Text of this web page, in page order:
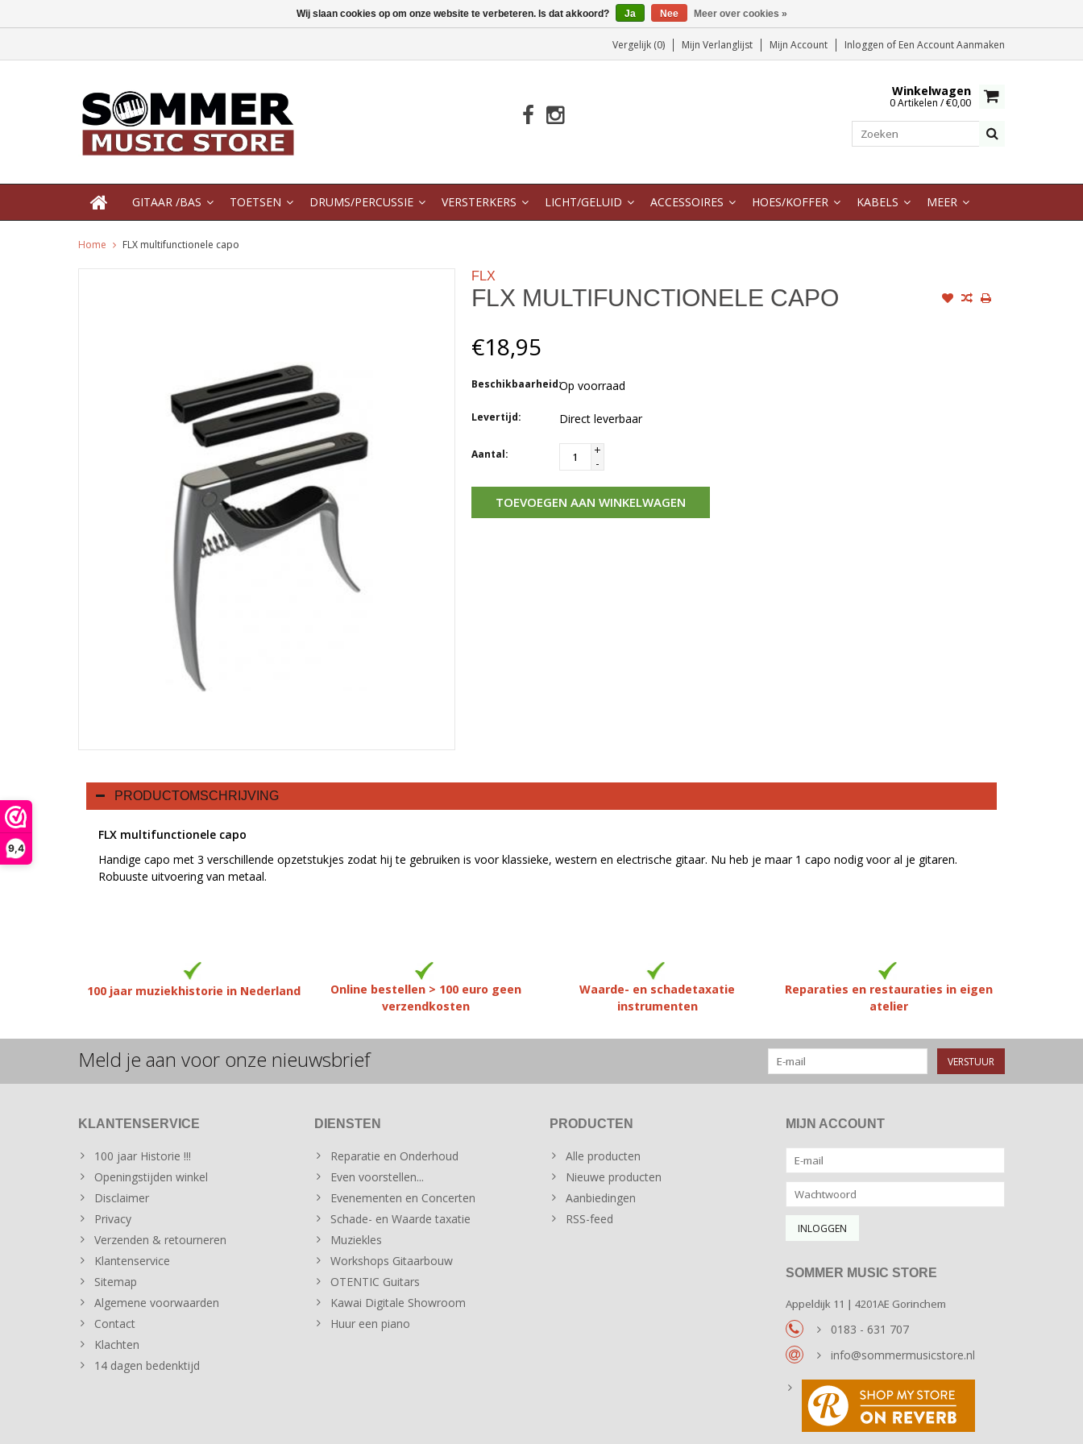
9,4
Vergelijk (0) Mijn Verlanglijst Mijn Account Inloggen of Een Account Aanmaken
Winkelwagen
0 Artikelen / €0,00
GITAAR /BAS TOETSEN DRUMS/PERCUSSIE VERSTERKERS LICHT/GELUID ACCESSOIRES HOES/KOFFER KABELS MEER
Home FLX multifunctionele capo
FLX
FLX MULTIFUNCTIONELE CAPO
€18,95
Beschikbaarheid:Op voorraad
Levertijd: Direct leverbaar
Aantal:
+
-
TOEVOEGEN AAN WINKELWAGEN
PRODUCTOMSCHRIJVING
FLX multifunctionele capo
Handige capo met 3 verschillende opzetstukjes zodat hij te gebruiken is voor klassieke, western en electrische gitaar. Nu heb je maar 1 capo nodig voor al je gitaren.
Robuuste uitvoering van metaal.
100 jaar muziekhistorie in Nederland
Online bestellen > 100 euro geen
verzendkosten
Waarde- en schadetaxatie
instrumenten
Reparaties en restauraties in eigen
atelier
Meld je aan voor onze nieuwsbrief VERSTUUR
KLANTENSERVICE
100 jaar Historie !!!
Openingstijden winkel
Disclaimer
Privacy
Verzenden & retourneren
Klantenservice
Sitemap
Algemene voorwaarden
Contact
Klachten
14 dagen bedenktijd
DIENSTEN
Reparatie en Onderhoud
Even voorstellen...
Evenementen en Concerten
Schade- en Waarde taxatie
Muziekles
Workshops Gitaarbouw
OTENTIC Guitars
Kawai Digitale Showroom
Huur een piano
PRODUCTEN
Alle producten
Nieuwe producten
Aanbiedingen
RSS-feed
MIJN ACCOUNT
SOMMER MUSIC STORE
Appeldijk 11 | 4201AE Gorinchem
0183 - 631 707
info@sommermusicstore.nl
Wij slaan cookies op om onze website te verbeteren. Is dat akkoord? Ja Nee Meer over cookies »